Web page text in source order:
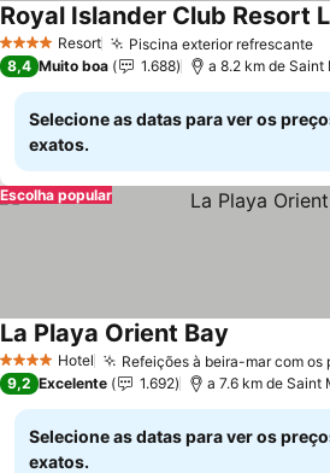
4 EstrelasResort Piscina exterior refrescante
Royal Islander Club Resort
8,4 Muito boa 1.688 a 8.2 km de Saint
Selecione as datas para ver os
exatos.
Escolha popular
4 EstrelasHotel Refeições à beira-mar com os
La Playa Orient Bay
9,2 Excelente 1.692 a 7.6 km de Saint
Selecione as datas para ver os
exatos.